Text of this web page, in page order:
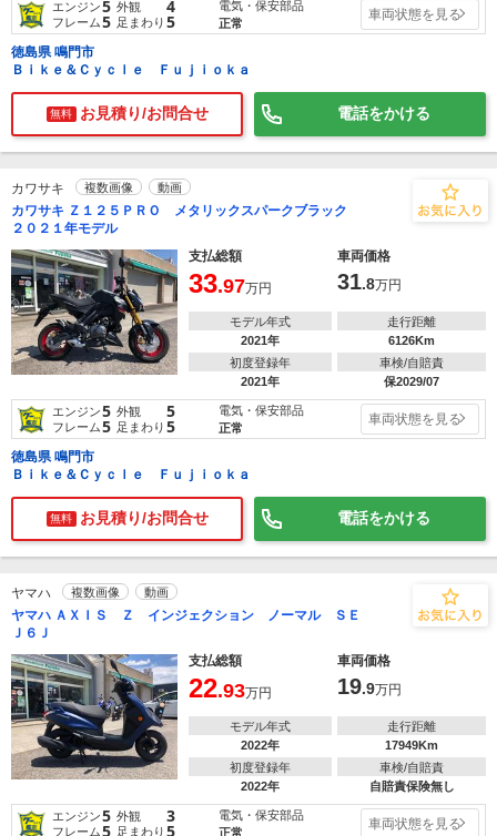
エンジン5 外観 4
フレーム5 足まわり 5
電気・保安部品
正常
車両状態を見る
徳島県 鳴門市
Ｂｉｋｅ＆Ｃｙｃｌｅ Ｆｕｊｉｏｋａ
無料 お見積り/お問合せ 電話をかける
カワサキ 複数画像 動画
カワサキ Ｚ１２５ＰＲＯ メタリックスパークブラック
２０２１年モデル
支払総額
車両価格
33.97万円 31.8万円
モデル年式
2021年
走行距離
6126Km
初度登録年
2021年
車検/自賠責
保2029/07
エンジン5 外観 5
フレーム5 足まわり 5
電気・保安部品
正常
車両状態を見る
徳島県 鳴門市
Ｂｉｋｅ＆Ｃｙｃｌｅ Ｆｕｊｉｏｋａ
無料 お見積り/お問合せ 電話をかける
ヤマハ 複数画像 動画
ヤマハ ＡＸＩＳ Ｚ インジェクション ノーマル ＳＥ
Ｊ６Ｊ
支払総額
車両価格
22.93万円 19.9万円
モデル年式
2022年
走行距離
17949Km
初度登録年
2022年
車検/自賠責
自賠責保険無し
エンジン5 外観 3
フレーム5 足まわり 5
電気・保安部品
正常
車両状態を見る